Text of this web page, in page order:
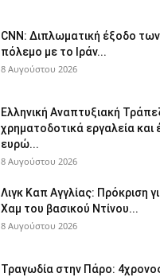
CNN: Διπλωματική έξοδο
πόλεμο με το Ιράν...
8 Αυγούστου 2026
Ελληνική Αναπτυξιακή
χρηματοδοτικά εργαλεία και
ευρώ...
8 Αυγούστου 2026
Λιγκ Καπ Αγγλίας: Πρόκριση
Χαμ του βασικού Ντίνου...
8 Αυγούστου 2026
Τραγωδία στην Πάρο: